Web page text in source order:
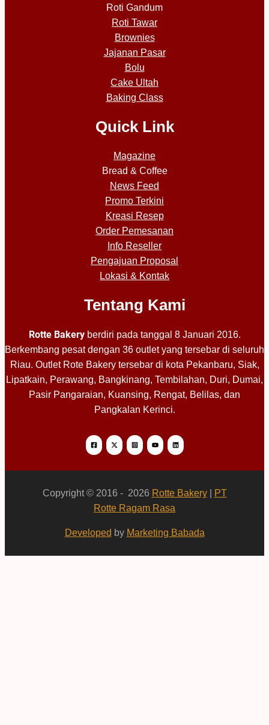
Roti Gandum
Roti Tawar
Brownies
Jajanan Pasar
Bolu
Cake Ultah
Baking Class
Quick Link
Magazine
Bread & Coffee
News Feed
Promo Terkini
Kreasi Resep
Order Pemesanan
Info Reseller
Pengajuan Proposal
Lokasi & Kontak
Tentang Kami
Rotte Bakeryberdiri pada tanggal 8 Januari 2016.
Berkembang pesat dengan 36 outlet yang tersebar di seluruh
Riau. Outlet Rote Bakery tersebar di kota Pekanbaru, Siak,
Lipatkain, Perawang, Bangkinang, Tembilahan, Duri, Dumai,
Pasir Pangaraian, Kuansing, Rengat, Belilas, dan
Pangkalan Kerinci.
Copyright © 2016 - 2026 Rotte Bakery|
PT
Rotte Ragam Rasa
Developed by Marketing Babada